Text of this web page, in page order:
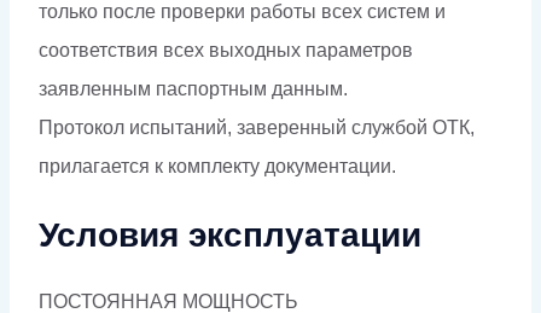
только после проверки работы всех систем и
соответствия всех выходных параметров
заявленным паспортным данным.
Протокол испытаний, заверенный службой ОТК,
прилагается к комплекту документации.
Условия эксплуатации
ПОСТОЯННАЯ МОЩНОСТЬ